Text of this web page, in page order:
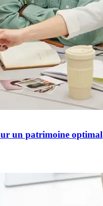
un patrimoine optimal